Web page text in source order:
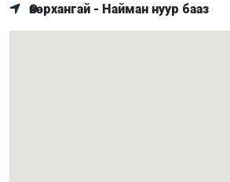
Өвөрхангай - Найман нуур бааз